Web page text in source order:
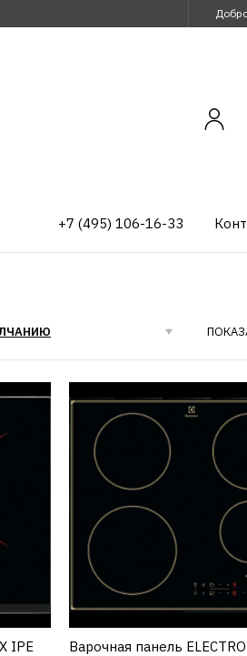
+7 (495) 106-16-33
IPE
КУПИТЬ
Варочная панель